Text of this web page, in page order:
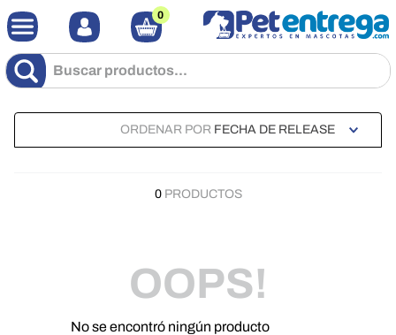
0
Buscar productos...
ORDENAR POR FECHA DE RELEASE
0 PRODUCTOS
OOPS!
No se encontró ningún producto